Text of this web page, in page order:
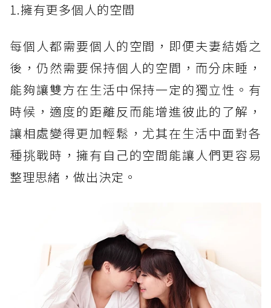
1.擁有更多個人的空間
每個人都需要個人的空間，即便夫妻結婚之
後，仍然需要保持個人的空間，而分床睡，
能夠讓雙方在生活中保持一定的獨立性。有
時候，適度的距離反而能增進彼此的了解，
讓相處變得更加輕鬆，尤其在生活中面對各
種挑戰時，擁有自己的空間能讓人們更容易
整理思緒，做出決定。